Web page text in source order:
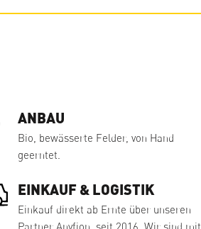
ANBAU
Bio, bewässerte Felder, von Hand
geerntet.
EINKAUF & LOGISTIK
Einkauf direkt ab Ernte über unseren